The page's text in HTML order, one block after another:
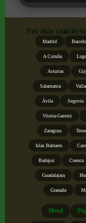
Ver más
Madrid
A Coruña
Asturias
Salamanca
Ávila Segovia
Vitoria-Gasteiz
Zaragoza
Islas Baleares
Badajoz Cuenca
Guadalajara
Granada
Metal